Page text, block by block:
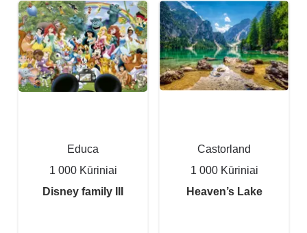
Educa
1 000 Kūriniai
Disney family III
Castorland
1 000 Kūriniai
Heaven’s Lake